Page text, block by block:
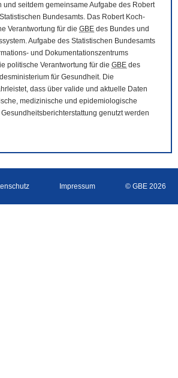
und seitdem gemeinsame Aufgabe des Robert
Bundesamts. Das Robert Koch-
Verantwortung für die GBE des Bundes und
Aufgabe des Statistischen Bundesamts
und Dokumentationszentrums
politische Verantwortung für die GBE des
für Gesundheit. Die
dass über valide und aktuelle Daten
medizinische und epidemiologische
genutzt werden
Impressum © GBE 2026